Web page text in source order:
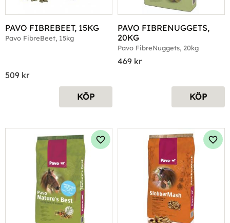
PAVO FIBREBEET, 15KG
Pavo FibreBeet, 15kg
509 kr
KÖP
PAVO FIBRENUGGETS,
20KG
Pavo FibreNuggets, 20kg
469 kr
KÖP
Lägg till i favoriter